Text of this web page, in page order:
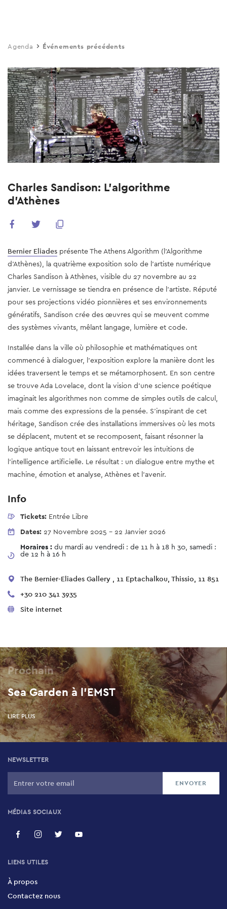
main
Agenda Événements précédents
Charles Sandison: L’algorithme
d’Athènes
Bernier Eliades présente The Athens Algorithm (l'Algorithme
d'Athènes), la quatrième exposition solo de l’artiste numérique
Charles Sandison à Athènes, visible du 27 novembre au 22
janvier. Le vernissage se tiendra en présence de l’artiste. Réputé
pour ses projections vidéo pionnières et ses environnements
génératifs, Sandison crée des œuvres qui se meuvent comme
des systèmes vivants, mêlant langage, lumière et code.
Installée dans la ville où philosophie et mathématiques ont
commencé à dialoguer, l’exposition explore la manière dont les
idées traversent le temps et se métamorphosent. En son centre
se trouve Ada Lovelace, dont la vision d’une science poétique
imaginait les algorithmes non comme de simples outils de calcul,
mais comme des expressions de la pensée. S’inspirant de cet
héritage, Sandison crée des installations immersives où les mots
se déplacent, mutent et se recomposent, faisant résonner la
logique antique tout en laissant entrevoir les intuitions de
l’intelligence artificielle. Le résultat : un dialogue entre mythe et
machine, émotion et analyse, Athènes et l’avenir.
Info
Tickets: Entrée Libre
Dates: 27 Novembre 2025 - 22 Janvier 2026
Horaires : du mardi au vendredi : de 11 h à 18 h 30, samedi :
de 12 h à 16 h
The Bernier-Eliades Gallery , 11 Eptachalkou, Thissio, 11 851
+30 210 341 3935
Site internet
Prochain
Sea Garden à l'EMST
LIRE PLUS
NEWSLETTER
MÉDIAS SOCIAUX
LIENS UTILES
À propos
Contactez nous